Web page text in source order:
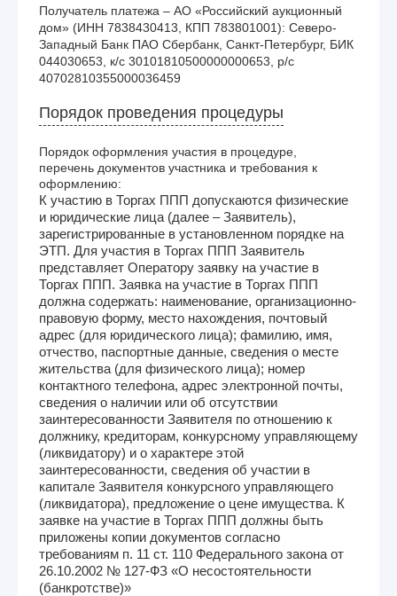
Получатель платежа – АО «Российский аукционный
дом» (ИНН 7838430413, КПП 783801001): Северо-
Западный Банк ПАО Сбербанк, Санкт-Петербург, БИК
044030653, к/с 30101810500000000653, р/с
40702810355000036459
Порядок проведения процедуры
Порядок оформления участия в процедуре,
перечень документов участника и требования к
оформлению:
К участию в Торгах ППП допускаются физические
и юридические лица (далее – Заявитель),
зарегистрированные в установленном порядке на
ЭТП. Для участия в Торгах ППП Заявитель
представляет Оператору заявку на участие в
Торгах ППП. Заявка на участие в Торгах ППП
должна содержать: наименование, организационно-
правовую форму, место нахождения, почтовый
адрес (для юридического лица); фамилию, имя,
отчество, паспортные данные, сведения о месте
жительства (для физического лица); номер
контактного телефона, адрес электронной почты,
сведения о наличии или об отсутствии
заинтересованности Заявителя по отношению к
должнику, кредиторам, конкурсному управляющему
(ликвидатору) и о характере этой
заинтересованности, сведения об участии в
капитале Заявителя конкурсного управляющего
(ликвидатора), предложение о цене имущества. К
заявке на участие в Торгах ППП должны быть
приложены копии документов согласно
требованиям п. 11 ст. 110 Федерального закона от
26.10.2002 № 127-ФЗ «О несостоятельности
(банкротстве)»